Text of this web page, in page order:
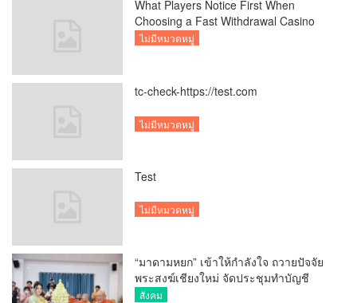
What Players Notice First When
Choosing a Fast Withdrawal Casino
UK
ไม่มีหมวดหมู่
tc-check-https://test.com
ไม่มีหมวดหมู่
Test
ไม่มีหมวดหมู่
“มาดามหยก” เข้าให้กำลังใจ ถวายปัจจัย
พระสงฆ์เชียงใหม่ จัดประชุมทำบัญชี
รายรับรายจ่ายของวัด กว่า 300 รูป ที่วัด
สังคม